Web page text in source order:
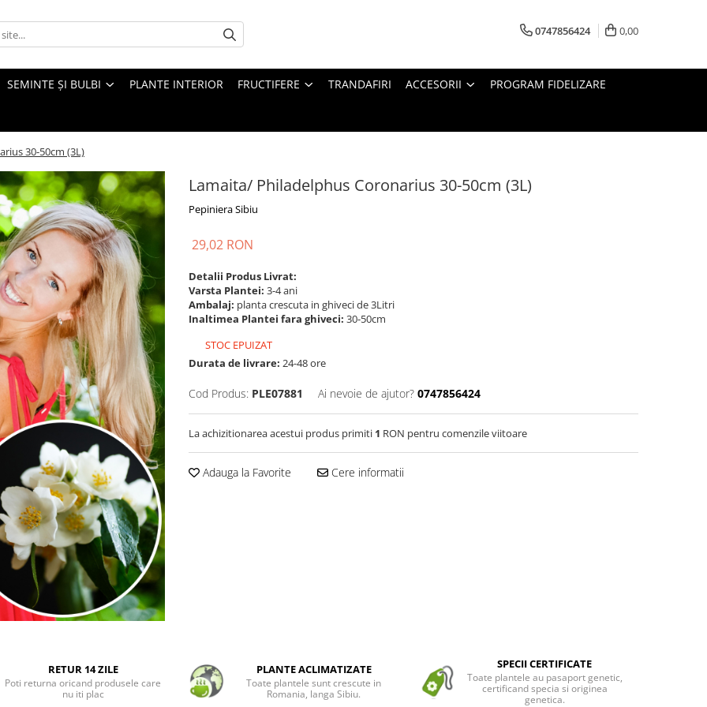
0747856424 0,00
SEMINTE ȘI BULBI PLANTE INTERIOR FRUCTIFERE TRANDAFIRI ACCESORII PROGRAM FIDELIZARE
30-50cm (3L)
Lamaita/ Philadelphus Coronarius 30-50cm (3L)
Pepiniera Sibiu
29,02 RON
Detalii Produs Livrat:
Varsta Plantei: 3-4 ani
Ambalaj: planta crescuta in ghiveci de 3Litri
Inaltimea Plantei fara ghiveci: 30-50cm
STOC EPUIZAT
Durata de livrare: 24-48 ore
Cod Produs: PLE07881 Ai nevoie de ajutor? 0747856424
La achizitionarea acestui produs primiti 1 RON pentru comenzile viitoare
Adauga la Favorite Cere informatii
RETUR 14 ZILE
Poti returna oricand produsele care
nu iti plac
PLANTE ACLIMATIZATE
Toate plantele sunt crescute in
Romania, langa Sibiu.
SPECII CERTIFICATE
Toate plantele au pasaport genetic,
certificand specia si originea
genetica.